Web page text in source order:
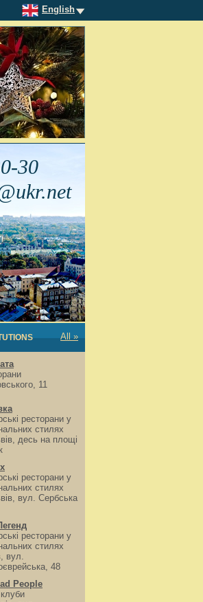
English
30
All »
11
ресторани у
стилях
десь на площі
ресторани у
стилях
вул. Сербська
ресторани у
стилях
вул.
48
People
клуби